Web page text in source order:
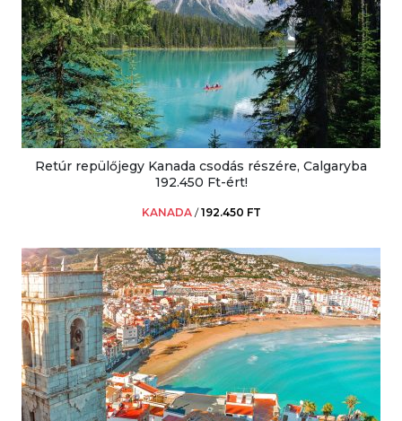
Retúr repülőjegy Kanada csodás részére, Calgaryba
192.450 Ft-ért!
KANADA /192.450 FT